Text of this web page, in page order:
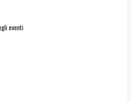
eventi